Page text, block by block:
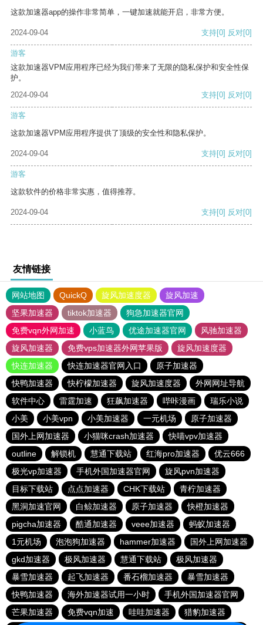
这款加速器app的操作非常简单，一键加速就能开启，非常方便。
2024-09-04 支持[0] 反对[0]
游客
这款加速器VPM应用程序已经为我们带来了无限的隐私保护和安全性保
护。
2024-09-04
支持[0] 反对[0]
游客
这款加速器VPM应用程序提供了顶级的安全性和隐私保护。
2024-09-04 支持[0] 反对[0]
游客
这款软件的价格非常实惠，值得推荐。
2024-09-04 支持[0] 反对[0]
友情链接
网站地图 QuickQ 旋风加速度器
旋风加速
坚果加速器
tiktok加速器
狗急加速器官网
免费vqn外网加速
小蓝鸟 优途加速器官网
风驰加速器
旋风加速器
免费vps加速器外网苹果版
旋风加速度器
快连加速器
快连加速器官网入口
原子加速器
快鸭加速器
快柠檬加速器 旋风加速度器
外网网址导航
软件中心
雷霆加速 狂飙加速器 哔咔漫画
瑞乐小说
小美
小美vpn 小美加速器 一元机场
原子加速器
国外上网加速器
小猫咪crash加速器
快喵vpv加速器
outline
解锁机 慧通下载站 红海pro加速器
优云666
极光vp加速器
手机外国加速器官网
旋风pvn加速器
目标下载站
点点加速器 CHK下载站
青柠加速器
黑洞加速官网
白鲸加速器 原子加速器
快橙加速器
pigcha加速器
酷通加速器 veee加速器
蚂蚁加速器
1元机场
泡泡狗加速器 hammer加速器
国外上网加速器
gkd加速器
极风加速器 慧通下载站
极风加速器
暴雪加速器
起飞加速器 番石榴加速器
暴雪加速器
快鸭加速器
海外加速器试用一小时
手机外国加速器官网
芒果加速器
免费vqn加速 哇哇加速器 猎豹加速器